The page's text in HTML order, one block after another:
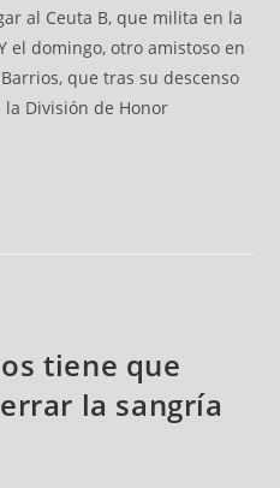
al Ceuta B, que milita en la
el domingo, otro amistoso en
que tras su descenso
División de Honor
tiene que
la sangría